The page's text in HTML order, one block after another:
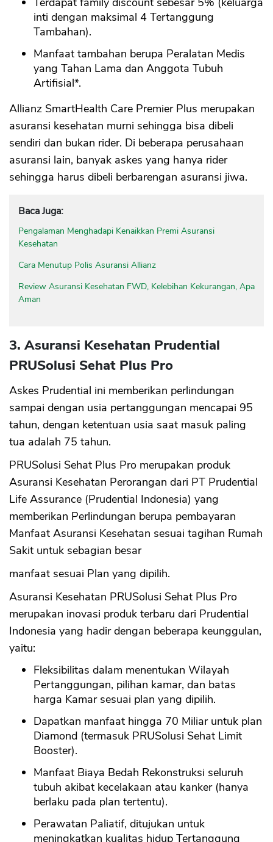
inti dengan maksimal 4 Tertanggung
Tambahan).
Manfaat tambahan berupa Peralatan Medis
yang Tahan Lama dan Anggota Tubuh
Artifisial*.
Allianz SmartHealth Care Premier Plus merupakan
asuransi kesehatan murni sehingga bisa dibeli
sendiri dan bukan rider. Di beberapa perusahaan
asuransi lain, banyak askes yang hanya rider
sehingga harus dibeli berbarengan asuransi jiwa.
Baca Juga:
Pengalaman Menghadapi Kenaikkan Premi Asuransi
Kesehatan
Cara Menutup Polis Asuransi Allianz
Review Asuransi Kesehatan FWD, Kelebihan Kekurangan, Apa
Aman
3. Asuransi Kesehatan Prudential
PRUSolusi Sehat Plus Pro
Askes Prudential ini memberikan perlindungan
sampai dengan usia pertanggungan mencapai 95
tahun, dengan ketentuan usia saat masuk paling
tua adalah 75 tahun.
PRUSolusi Sehat Plus Pro merupakan produk
Asuransi Kesehatan Perorangan dari PT Prudential
Life Assurance (Prudential Indonesia) yang
memberikan Perlindungan berupa pembayaran
Manfaat Asuransi Kesehatan sesuai tagihan Rumah
Sakit untuk sebagian besar
manfaat sesuai Plan yang dipilih.
Asuransi Kesehatan PRUSolusi Sehat Plus Pro
merupakan inovasi produk terbaru dari Prudential
Indonesia yang hadir dengan beberapa keunggulan,
yaitu:
Fleksibilitas dalam menentukan Wilayah
Pertanggungan, pilihan kamar, dan batas
harga Kamar sesuai plan yang dipilih.
Dapatkan manfaat hingga 70 Miliar untuk plan
Diamond (termasuk PRUSolusi Sehat Limit
Booster).
Manfaat Biaya Bedah Rekonstruksi seluruh
tubuh akibat kecelakaan atau kanker (hanya
berlaku pada plan tertentu).
Perawatan Paliatif, ditujukan untuk
meningkatkan kualitas hidup Tertanggung